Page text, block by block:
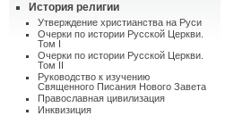
История религии
Утверждение христианства на Руси
Очерки по истории Русской Церкви.
Том I
Очерки по истории Русской Церкви.
Том II
Руководство к изучению
Священного Писания Нового Завета
Православная цивилизация
Инквизиция